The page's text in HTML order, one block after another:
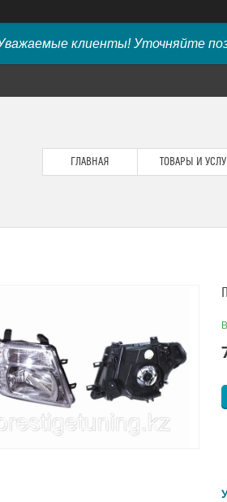
клиенты! Уточняйте
ГЛАВНАЯ ТОВАРЫ И